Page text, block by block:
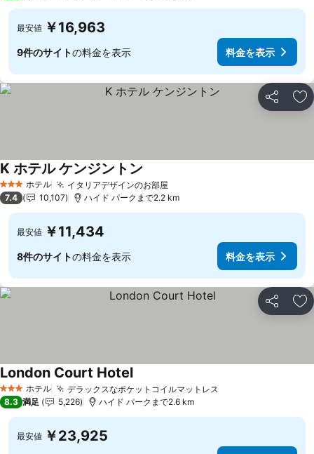
最安値 ￥16,963
9件のサイトの料金を表示 料金を表示
シェア お
3 ホテルのランク
ホテル イタリアデザインのお部屋
K ホテル ケンジントン
7.4 10,107 ハイド パークまで2.2 km
最安値 ￥11,434
8件のサイトの料金を表示 料金を表示
シェア お
3 ホテルのランク
ホテル デラックスなポケットコイルマットレス
London Court Hotel
8.3 満足 5,226 ハイド パークまで2.6 km
最安値 ￥23,925